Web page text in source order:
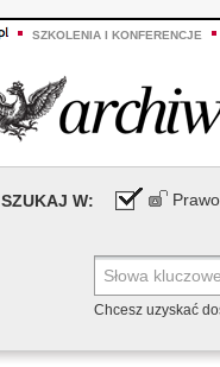
SZKOLENIA I KONFERENCJE
SZUKAJ W: Prawo
Chcesz uzyskać